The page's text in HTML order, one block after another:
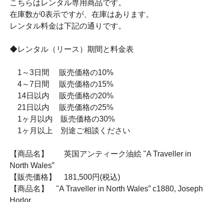
こちらはレンタル専用商品です。
在庫数が0表示ですが、在庫はあります。
レンタル料金は下記の通りです。
◆レンタル（リース）期間と料金表
1～3日間 販売価格の10%
4～7日間 販売価格の15%
14日以内 販売価格の20%
21日以内 販売価格の25%
1ヶ月以内 販売価格の30%
1ヶ月以上 別途ご相談ください
【商品名】 英国アンティーク油絵 "A Traveller in
North Wales”
【販売価格】 181,500円(税込)
【商品名】 "A Traveller in North Wales” c1880, Joseph
Horlor